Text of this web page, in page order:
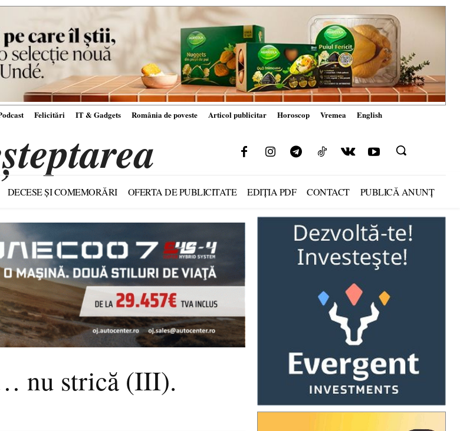
Felicitări IT & Gadgets România de poveste Articol publicitar Horoscop Vremea English
DECESE ȘI COMEMORĂRI OFERTA DE PUBLICITATE EDIȚIA PDF CONTACT PUBLICĂ ANUNȚ
nu strică (III).